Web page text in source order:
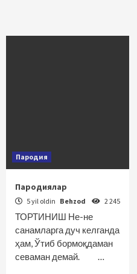
Пародия
Пародиялар
5 yil oldin Behzod 2 245
ТОРТИНИШ Не-не
санамларга дуч келганда
ҳам, Ўтиб бормоқдаман
севаман демай. …